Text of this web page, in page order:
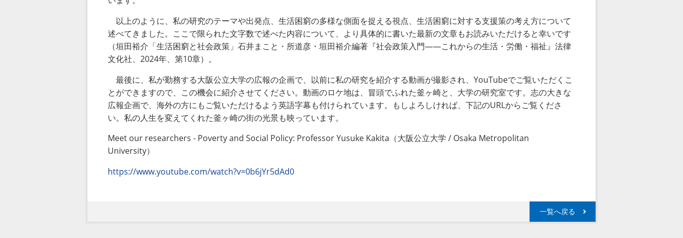
以上のように、私の研究のテーマや出発点、生活困窮の多様な側面を捉える視点、生活困窮に対する支援策の考え方について
述べてきました。ここで限られた文字数で述べた内容について、より具体的に書いた最新の文章もお読みいただけると幸いです
（垣田裕介「生活困窮と社会政策」石井まこと・所道彦・垣田裕介編著『社会政策入門――これからの生活・労働・福祉』法律
文化社、 2024年、第10章）。
最後に、私が勤務する大阪公立大学の広報の企画で、以前に私の研究を紹介する動画が撮影され、 YouTubeでご覧いただくこ
とができますので、この機会に紹介させてください。動画のロケ地は、冒頭でふれた釜ヶ崎と、大学の研究室です。志の大きな
広報企画で、海外の方にもご覧いただけるよう英語字幕も付けられています。もしよろしければ、下記のURLからご覧くださ
い。私の人生を変えてくれた釜ヶ崎の街の光景も映っています。
Meet our researchers - Poverty and Social Policy: Professor Yusuke Kakita（大阪公立大学 / Osaka Metropolitan
University）
https://www.youtube.com/watch?v=0b6jYr5dAd0
一覧へ戻る